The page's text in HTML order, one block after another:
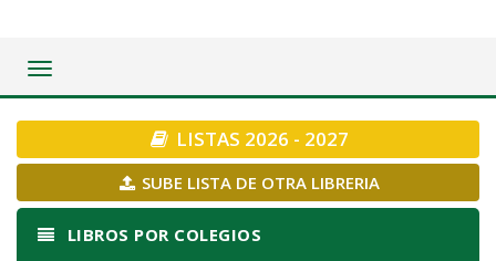
Toggle
LISTAS 2026 - 2027
SUBE LISTA DE OTRA LIBRERIA
LIBROS POR COLEGIOS